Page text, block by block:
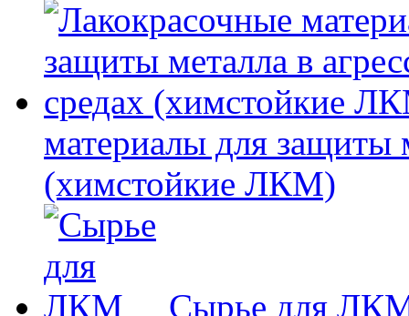
материалы для защиты
(химстойкие ЛКМ)
Сырье для